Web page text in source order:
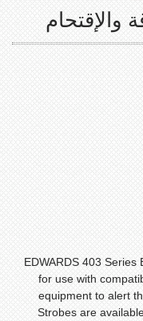
والإقتحام
EDWARDS 403 Series
for use with
equipment to alert
Strobes are